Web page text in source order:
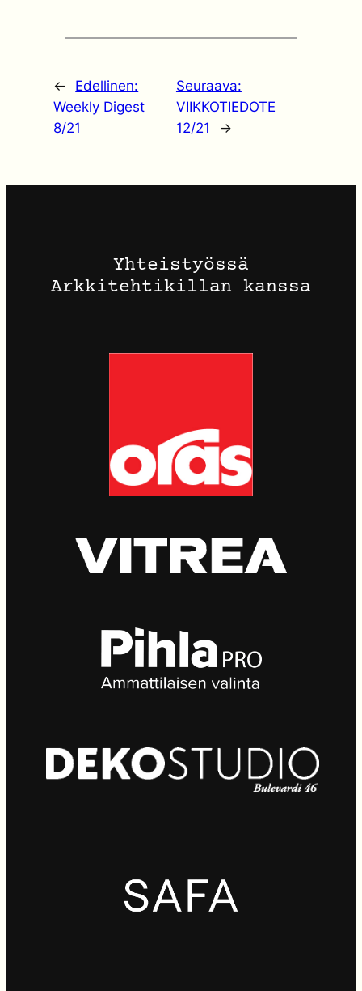
←
Edellinen:
Weekly Digest
8/21
Seuraava:
VIIKKOTIEDOTE
12/21
→
Yhteistyössä
Arkkitehtikillan kanssa